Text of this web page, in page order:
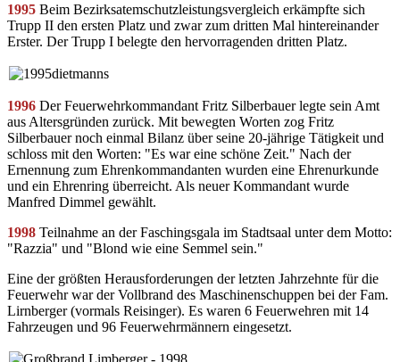
1995 Beim Bezirksatemschutzleistungsvergleich erkämpfte sich
Trupp II den ersten Platz und zwar zum dritten Mal hintereinander
Erster. Der Trupp I belegte den hervorragenden dritten Platz.
1996 Der Feuerwehrkommandant Fritz Silberbauer legte sein Amt
aus Altersgründen zurück. Mit bewegten Worten zog Fritz
Silberbauer noch einmal Bilanz über seine 20-jährige Tätigkeit und
schloss mit den Worten: "Es war eine schöne Zeit." Nach der
Ernennung zum Ehrenkommandanten wurden eine Ehrenurkunde
und ein Ehrenring überreicht. Als neuer Kommandant wurde
Manfred Dimmel gewählt.
1998 Teilnahme an der Faschingsgala im Stadtsaal unter dem Motto:
"Razzia" und "Blond wie eine Semmel sein."
Eine der größten Herausforderungen der letzten Jahrzehnte für die
Feuerwehr war der Vollbrand des Maschinenschuppen bei der Fam.
Lirnberger (vormals Reisinger). Es waren 6 Feuerwehren mit 14
Fahrzeugen und 96 Feuerwehrmännern eingesetzt.